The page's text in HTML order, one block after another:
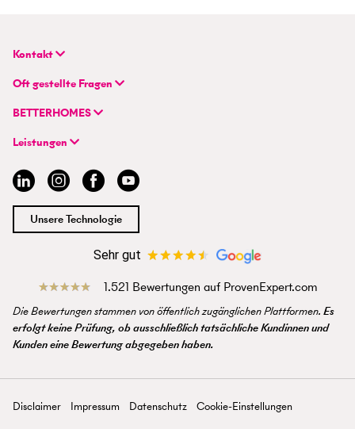
Kontakt
BETTERHOMES Deutschland GmbH
Hauptsitz
Flughafenstraße 59
info@betterhomes.de
Oft gestellte Fragen
FAQ | Immobilie verkaufen/vermieten
FAQ | Einstieg für Profimakler/-innen
BETTERHOMES
Unternehmen
Hybrides Maklermodell
BETTERHOMES-Erfahrungen
Management
Jobs
Standort
Presse
Leistungen
Immobilie verkaufen/vermieten
Immobilienmakler/-in werden
Unsere Technologie
Sehr gut
1.521 Bewertungen auf ProvenExpert.com
Die Bewertungen stammen von öffentlich zugänglichen Plattformen. Es
erfolgt keine Prüfung, ob ausschließlich tatsächliche Kundinnen und
Kunden eine Bewertung abgegeben haben.
Disclaimer Impressum Datenschutz
Cookie-Einstellungen